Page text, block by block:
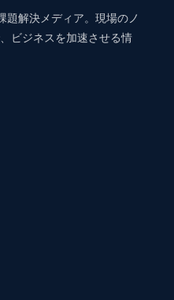
題解決メディア。現場のノ
ビジネスを加速させる情